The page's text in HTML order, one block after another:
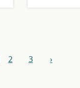
2 3 próximo
›